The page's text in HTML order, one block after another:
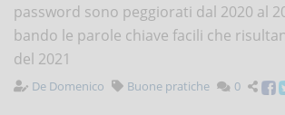
password sono peggiorati dal 2020 al
bando le parole chiave facili che
del 2021
De Domenico Buone pratiche 0